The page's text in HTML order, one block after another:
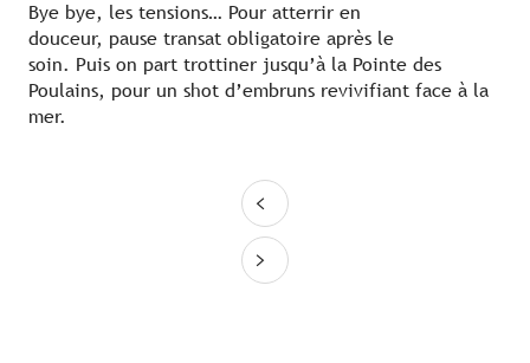
Bye bye, les tensions… Pour atterrir en
douceur, pause transat obligatoire après le
soin. Puis on part trottiner jusqu’à la Pointe des
Poulains, pour un shot d’embruns revivifiant face à la
mer.